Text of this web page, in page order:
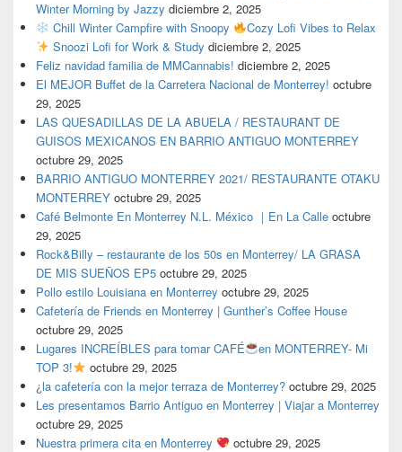
Winter Morning by Jazzy diciembre 2, 2025
Chill Winter Campfire with Snoopy
Cozy Lofi Vibes to Relax
Snoozi Lofi for Work & Study diciembre 2, 2025
Feliz navidad familia de MMCannabis! diciembre 2, 2025
El MEJOR Buffet de la Carretera Nacional de Monterrey! octubre
29, 2025
LAS QUESADILLAS DE LA ABUELA / RESTAURANT DE
GUISOS MEXICANOS EN BARRIO ANTIGUO MONTERREY
octubre 29, 2025
BARRIO ANTIGUO MONTERREY 2021/ RESTAURANTE OTAKU
MONTERREY octubre 29, 2025
Café Belmonte En Monterrey N.L. México ｜En La Calle octubre
29, 2025
Rock&Billy – restaurante de los 50s en Monterrey/ LA GRASA
DE MIS SUEÑOS EP5 octubre 29, 2025
Pollo estilo Louisiana en Monterrey octubre 29, 2025
Cafetería de Friends en Monterrey | Gunther’s Coffee House
octubre 29, 2025
Lugares INCREÍBLES para tomar CAFÉ
en MONTERREY- Mi
TOP 3!
octubre 29, 2025
¿la cafetería con la mejor terraza de Monterrey? octubre 29, 2025
Les presentamos Barrio Antiguo en Monterrey | Viajar a Monterrey
octubre 29, 2025
Nuestra primera cita en Monterrey
octubre 29, 2025